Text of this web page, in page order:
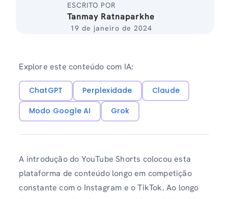
ESCRITO POR
Tanmay Ratnaparkhe
19 de janeiro de 2024
Explore este conteúdo com IA:
ChatGPT Perplexidade
Claude
Modo Google AI
Grok
A introdução do YouTube Shorts colocou esta
plataforma de conteúdo longo em competição
constante com o Instagram e o TikTok. Ao longo